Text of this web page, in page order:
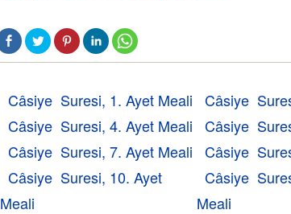
Câsiye Suresi, 1. Ayet Meali Câsiye
Câsiye Suresi, 4. Ayet Meali
Câsiye
Câsiye Suresi, 7. Ayet Meali
Câsiye
Câsiye Suresi, 10. Ayet
Meali
Câsiye
Meali